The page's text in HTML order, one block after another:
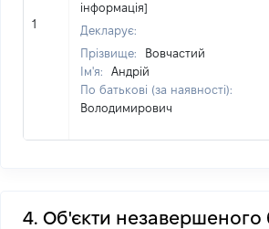
1
інформація]
Декларує:
Прізвище:
Вовчастий
Ім'я:
Андрій
По батькові (за наявності):
Володимирович
4. Об'єкти незавершеного